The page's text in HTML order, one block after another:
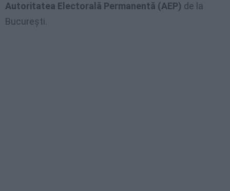
Autoritatea Electorală Permanentă (AEP) de la
București.